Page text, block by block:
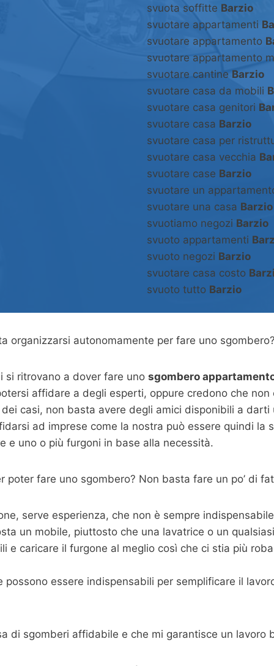
svuota soffitte Barzio
svuotare appartamenti
svuotare appartamento
svuotare appartamento
svuotare cantine Barzio
svuotare casa da mobili
svuotare casa genitori
svuotare casa Barzio
svuotare casa per
svuotare casa vecchia
svuotare case Barzio
svuotare un
svuotare una casa Barzio
svuotiamo negozi Barzio
svuoto appartamenti
svuoto negozi Barzio
svuotare casa costo
svuoto tutto Barzio
organizzarsi autonomamente per fare uno
si ritrovano a dover fare uno sgombero
affidare a degli esperti, oppure credono che non
casi, non basta avere degli amici disponibili a
ad imprese come la nostra può essere quindi la
e uno o più furgoni in base alla necessità.
poter fare uno sgombero? Non basta fare un po’ di
serve esperienza, che non è sempre
un mobile, piuttosto che una lavatrice o un
e caricare il furgone al meglio così che ci stia più
possono essere indispensabili per semplificare il
di sgomberi affidabile e che mi garantisce un lavoro